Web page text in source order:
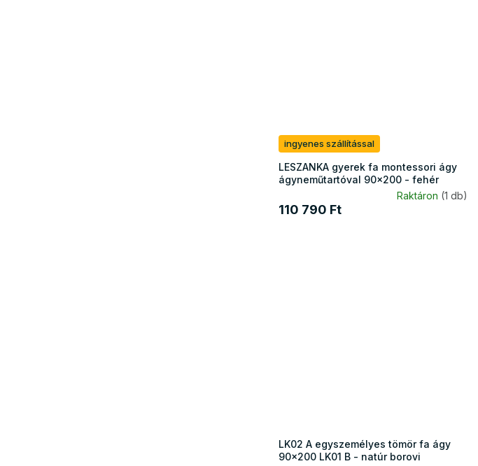
ingyenes szállítással
LESZANKA gyerek fa montessori ágy
ágyneműtartóval 90x200 - fehér
Raktáron (1 db)
110 790 Ft
LK02 A egyszemélyes tömör fa ágy
90x200 LK01 B - natúr borovi